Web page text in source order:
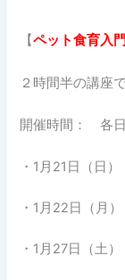
【ペット食育入
２時間半の講座
開催時間： 各
・1月21日（日）
・1月22日（月）
・1月27日（土）